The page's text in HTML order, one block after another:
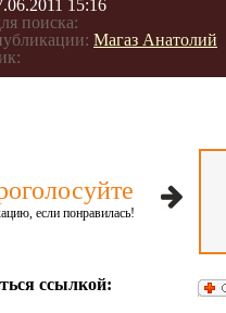
15:16
поиска:
Магаз Анатолий
если понравилась!
ссылкой: